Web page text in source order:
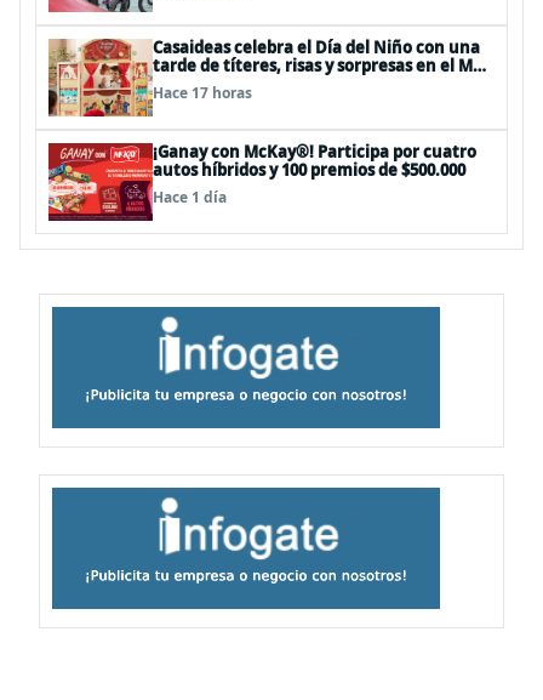
Casaideas celebra el Día del Niño con una
tarde de títeres, risas y sorpresas en el Mall
Plaza Vespucio
Hace 17 horas
¡Ganay con McKay®! Participa por cuatro
autos híbridos y 100 premios de $500.000
Hace 1 día